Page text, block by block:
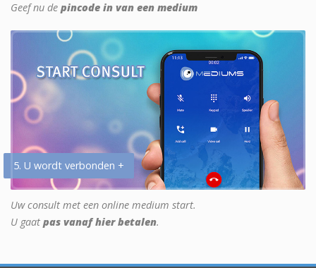
Geef nu de pincode in van een medium
5. U wordt verbonden +
Uw consult met een online medium start.
U gaat pas vanaf hier betalen.